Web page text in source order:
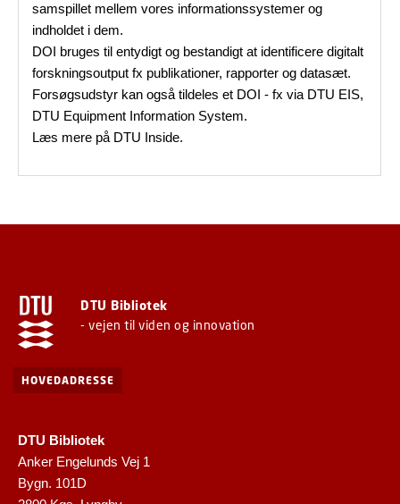
samspillet mellem vores informationssystemer og
indholdet i dem.
DOI bruges til entydigt og bestandigt at identificere digitalt
forskningsoutput fx publikationer, rapporter og datasæt.
Forsøgsudstyr kan også tildeles et DOI - fx via DTU EIS,
DTU Equipment Information System.
Læs mere på DTU Inside.
DTU Bibliotek
- vejen til viden og innovation
HOVEDADRESSE
DTU Bibliotek
Anker Engelunds Vej 1
Bygn. 101D